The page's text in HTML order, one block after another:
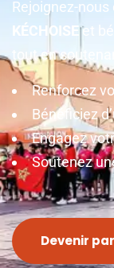
Rejoignez-
KÉCHOISEet
tout en
Renforcez
Bénéficiez
Engagez
Soutenez
Devenir